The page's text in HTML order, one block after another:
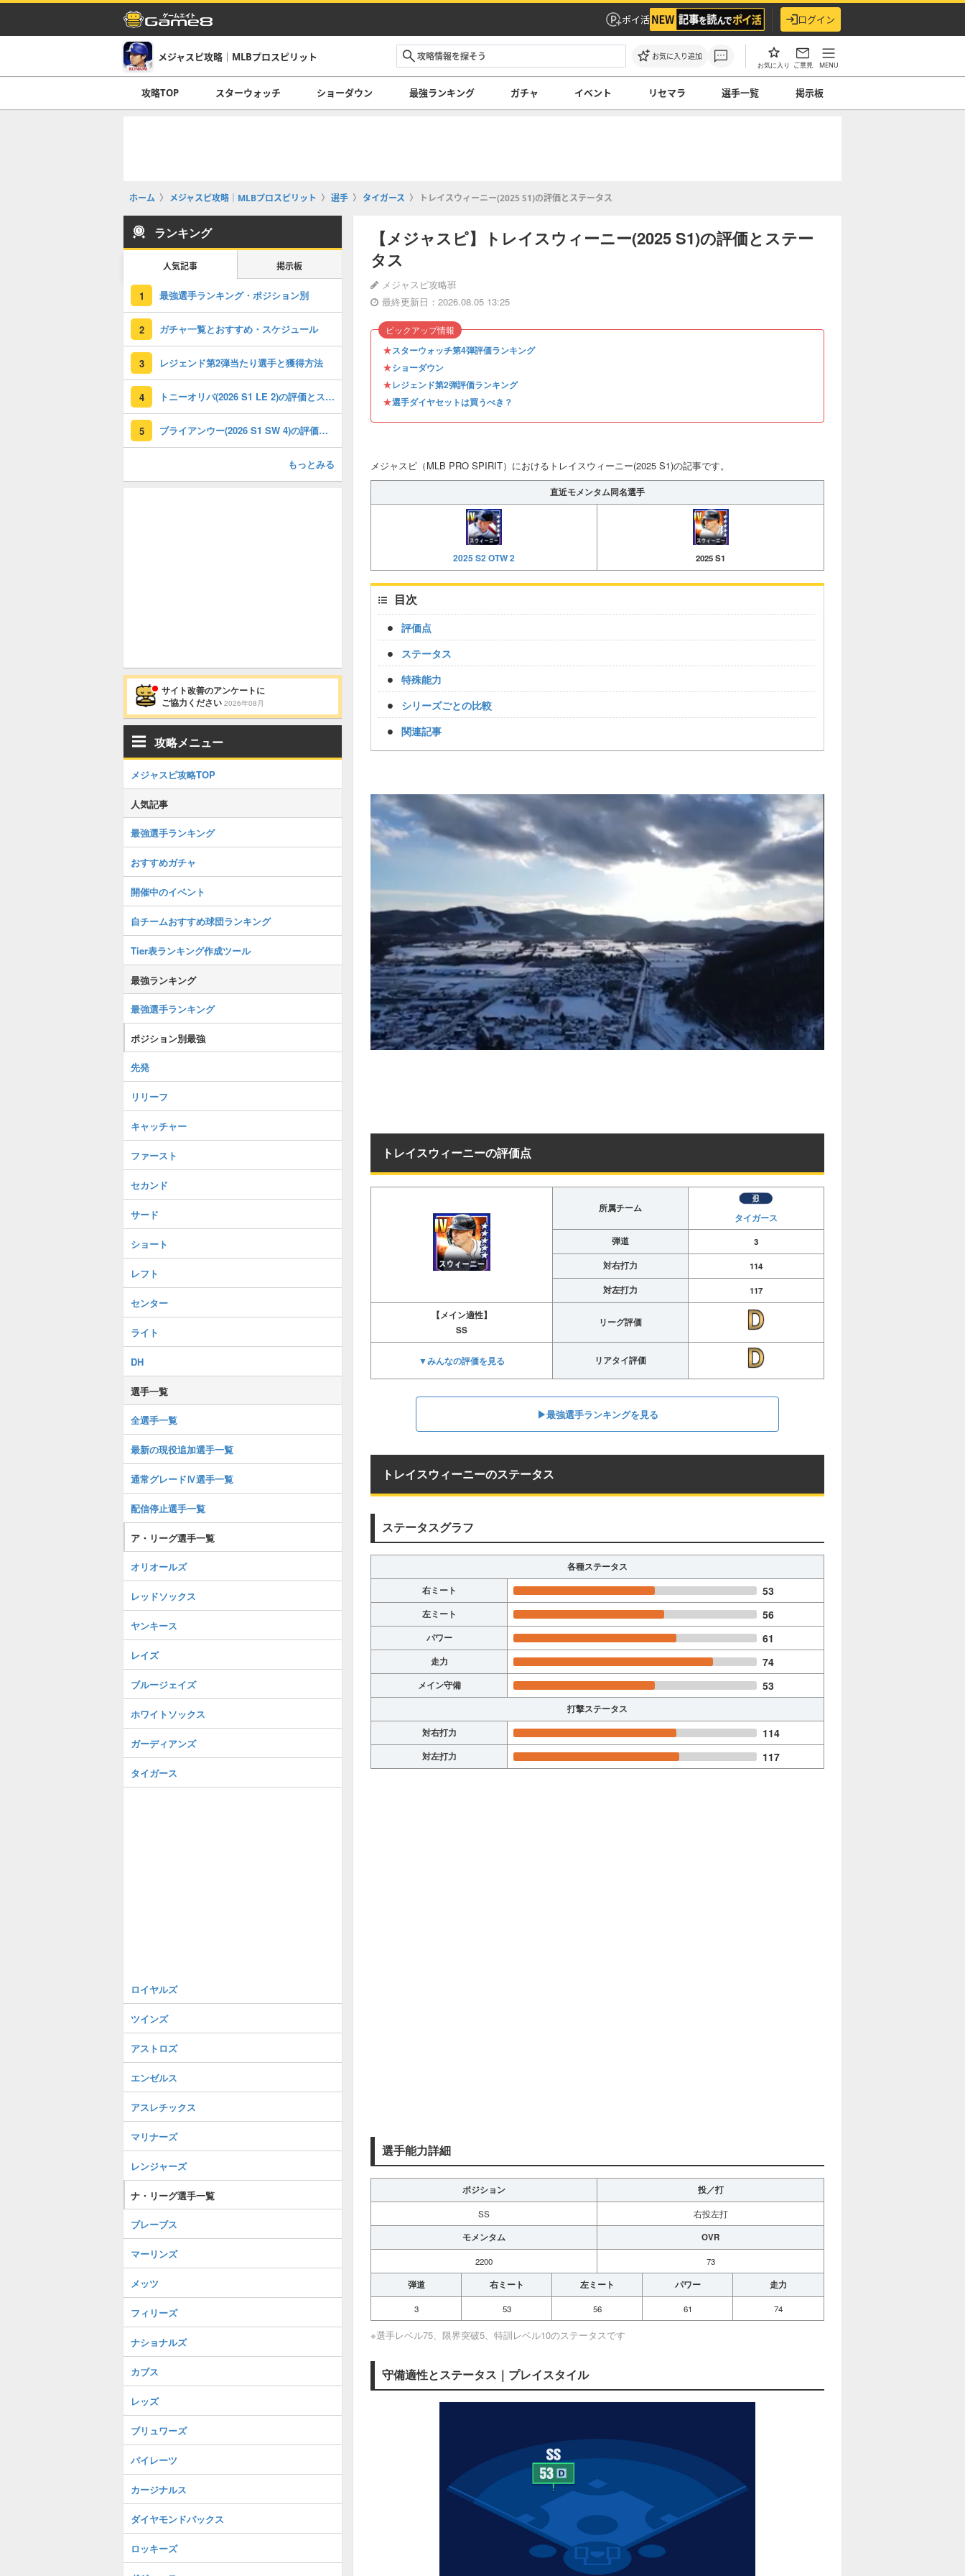
ポイ活 ログイン
メジャスピ攻略｜MLBプロスピリット お気に入り追加
お気に入り ご意見 MENU
攻略TOP スターウォッチ ショーダウン 最強ランキング ガチャ イベント リセマラ 選手一覧 掲示板
ホーム メジャスピ攻略｜MLBプロスピリット 選手 タイガース トレイスウィーニー(2025 S1)の評価とステータス
【メジャスピ】トレイスウィーニー(2025 S1)の評価とステー
タス
メジャスピ攻略班
最終更新日：2026.08.05 13:25
★スターウォッチ第4弾評価ランキング
★ショーダウン
★レジェンド第2弾評価ランキング
★選手ダイヤセットは買うべき？
ピックアップ情報
メジャスピ（MLB PRO SPIRIT）におけるトレイスウィーニー(2025 S1)の記事です。
直近モメンタム同名選手
2025 S2 OTW 2 2025 S1
目次
評価点
ステータス
特殊能力
シリーズごとの比較
関連記事
トレイスウィーニーの評価点
所属チーム
タイガース
弾道
3
対右打力
114
対左打力
117
【メイン適性】
SS
リーグ評価
▼みんなの評価を見る リアタイ評価
▶︎最強選手ランキングを見る
トレイスウィーニーのステータス
ステータスグラフ
各種ステータス
右ミート
53
左ミート 56
パワー 61
走力 74
メイン守備 53
打撃ステータス
対右打力
114
対左打力 117
選手能力詳細
ポジション 投／打
SS 右投左打
モメンタム OVR
2200 73
弾道 右ミート 左ミート パワー 走力
3 53 56 61 74
※選手レベル75、限界突破5、特訓レベル10のステータスです
守備適性とステータス｜プレイスタイル
ランキング
人気記事 掲示板
1 最強選手ランキング・ポジション別
2 ガチャ一覧とおすすめ・スケジュール
3 レジェンド第2弾当たり選手と獲得方法
4 トニーオリバ(2026 S1 LE 2)の評価とステータス
5 ブライアンウー(2026 S1 SW 4)の評価とステータス
もっとみる
サイト改善のアンケートに
ご協力ください 2026年08月
攻略メニュー
メジャスピ攻略TOP
人気記事
最強選手ランキング
おすすめガチャ
開催中のイベント
自チームおすすめ球団ランキング
Tier表ランキング作成ツール
最強ランキング
最強選手ランキング
ポジション別最強
先発
リリーフ
キャッチャー
ファースト
セカンド
サード
ショート
レフト
センター
ライト
DH
選手一覧
全選手一覧
最新の現役追加選手一覧
通常グレードⅣ選手一覧
配信停止選手一覧
ア・リーグ選手一覧
オリオールズ
レッドソックス
ヤンキース
レイズ
ブルージェイズ
ホワイトソックス
ガーディアンズ
タイガース
ロイヤルズ
ツインズ
アストロズ
エンゼルス
アスレチックス
マリナーズ
レンジャーズ
ナ・リーグ選手一覧
ブレーブス
マーリンズ
メッツ
フィリーズ
ナショナルズ
カブス
レッズ
ブリュワーズ
パイレーツ
カージナルス
ダイヤモンドバックス
ロッキーズ